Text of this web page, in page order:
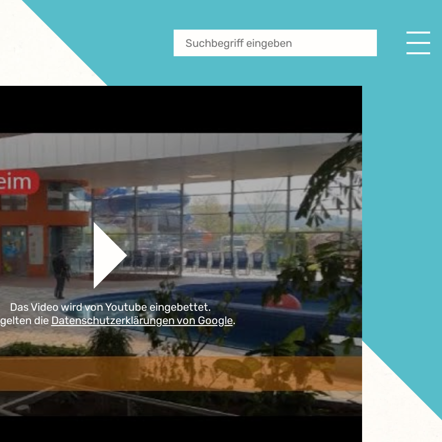
Das Video wird von Youtube eingebettet.
die Datenschutzerklärungen von Google.